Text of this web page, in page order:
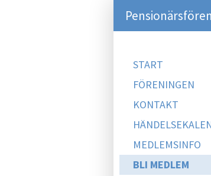
START
FÖRENINGEN
KONTAKT
MEDLEMSINFO
BLI MEDLEM